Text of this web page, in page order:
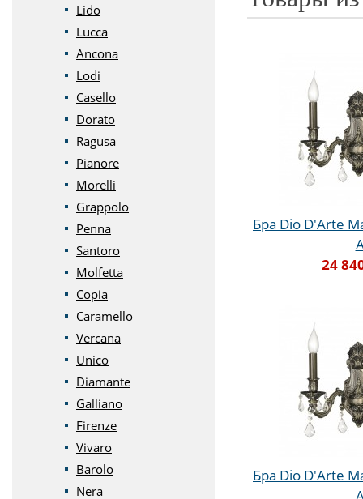
Lido
Lucca
Ancona
Lodi
Casello
Dorato
Ragusa
Pianore
Morelli
Grappolo
Penna
Santoro
Molfetta
Copia
Caramello
Vercana
Unico
Diamante
Galliano
Firenze
Vivaro
Barolo
Nera
Бра Dio D'Arte
24
Бра Dio D'Arte